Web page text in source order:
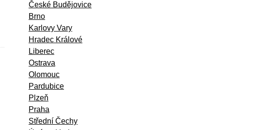
České Budějovice
Brno
Karlovy Vary
Hradec Králové
Liberec
Ostrava
Olomouc
Pardubice
Plzeň
Praha
Střední Čechy